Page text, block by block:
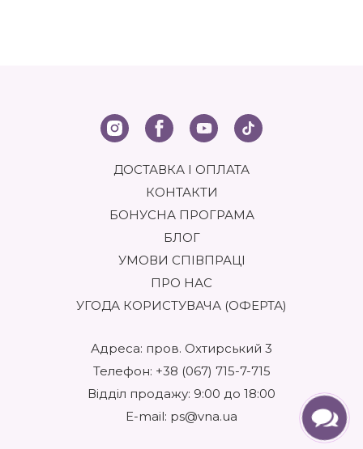
ДОСТАВКА І ОПЛАТА
КОНТАКТИ
БОНУСНА ПРОГРАМА
БЛОГ
УМОВИ СПІВПРАЦІ
ПРО НАС
УГОДА КОРИСТУВАЧА (ОФЕРТА)
Адреса: пров. Охтирський 3
Телефон: +38 (067) 715-7-715
Відділ продажу: 9:00 до 18:00
E-mail: ps@vna.ua